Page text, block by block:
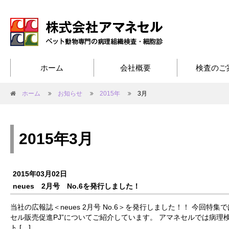
ホーム 会社概要 検査のご
ホーム お知らせ 2015年 3月
2015年3月
2015年03月02日
neues 2月号 No.6を発行しました！
当社の広報誌＜neues 2月号 No.6＞を発行しました！！ 今回特集
セル販売促進PJ”についてご紹介しています。 アマネセルでは病理